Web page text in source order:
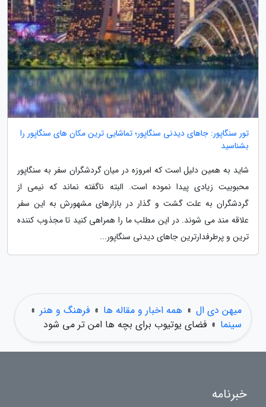
تور سنگاپور: جاهای دیدنی سنگاپور؛ تماشایی ترین مکان های سنگاپور را
بشناسید
شاید به همین دلیل است که امروزه در میان گردشگران سفر به سنگاپور
محبوبیت زیادی پیدا نموده است. البته ناگفته نماند که نیمی از
گردشگران به علت گشت و گذار در بازارهای مشهورش به این سفر
علاقه مند می شوند. در این مطلب ما را همراهی کنید تا مجذوب کننده
ترین و پرطرفدارترین جاهای دیدنی سنگاپور...
میهن دی ال » همه اخبار و مقاله ها » فرهنگ و هنر »
سینما » فضای یوتیوب برای بچه ها امن تر می شود
خبرنامه